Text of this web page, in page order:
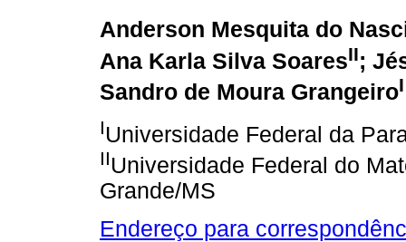
Anderson Mesquita do
Ana Karla Silva SoaresII;
Sandro de Moura GrangeiroI
IUniversidade Federal da
IIUniversidade Federal do
Grande/MS
Endereço para